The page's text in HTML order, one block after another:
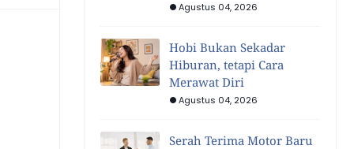
Agustus 04, 2026
Hobi Bukan Sekadar
Hiburan, tetapi Cara
Merawat Diri
Agustus 04, 2026
Serah Terima Motor Baru